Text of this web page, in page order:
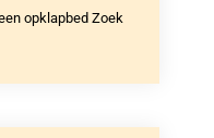
opklapbed Zoek